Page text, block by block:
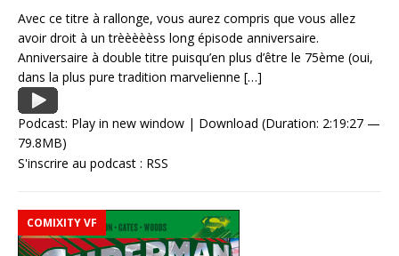
Avec ce titre à rallonge, vous aurez compris que vous allez
avoir droit à un trèèèèèss long épisode anniversaire.
Anniversaire à double titre puisqu’en plus d’être le 75ème (oui,
dans la plus pure tradition marvelienne […]
Podcast: Play in new window | Download (Duration: 2:19:27 —
79.8MB)
S'inscrire au podcast : RSS
COMIXITY VF